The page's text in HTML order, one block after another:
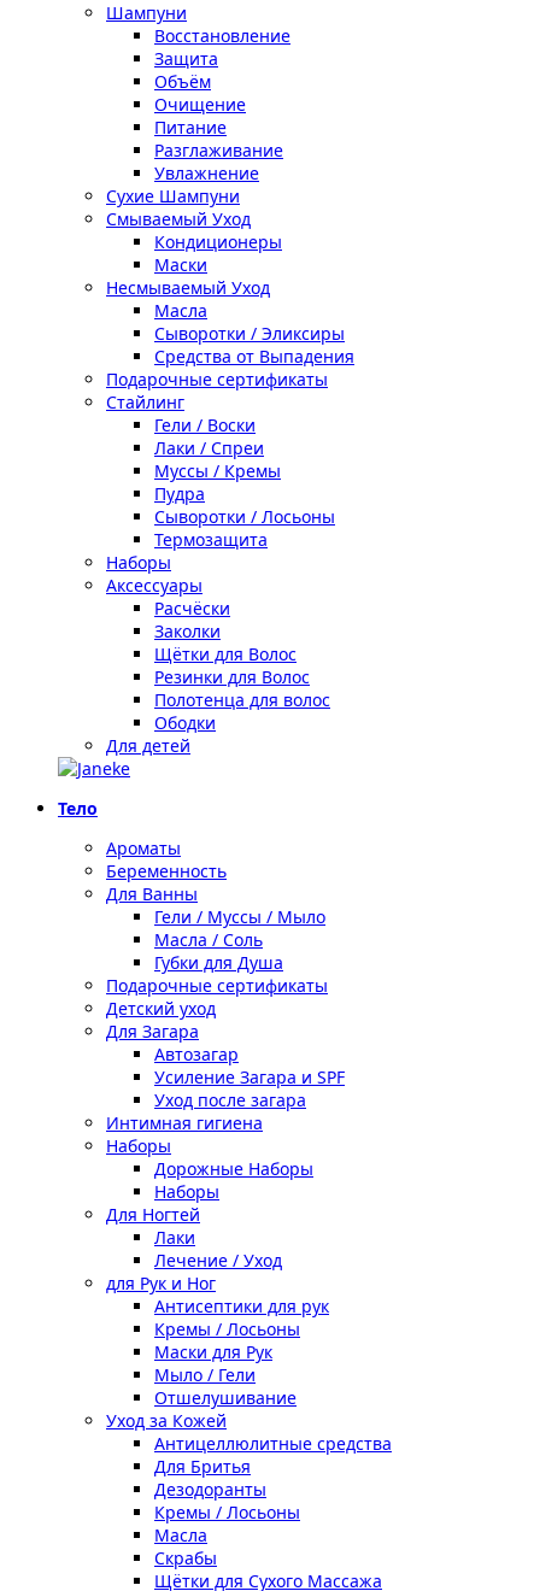
Шампуни
Восстановление
Защита
Объём
Очищение
Питание
Разглаживание
Увлажнение
Сухие Шампуни
Смываемый Уход
Кондиционеры
Маски
Несмываемый Уход
Масла
Сыворотки / Эликсиры
Средства от Выпадения
Подарочные сертификаты
Стайлинг
Гели / Воски
Лаки / Спреи
Муссы / Кремы
Пудра
Сыворотки / Лосьоны
Термозащита
Наборы
Аксессуары
Расчёски
Заколки
Щётки для Волос
Резинки для Волос
Полотенца для волос
Ободки
Для детей
Тело
Ароматы
Беременность
Для Ванны
Гели / Муссы / Мыло
Масла / Соль
Губки для Душа
Подарочные сертификаты
Детский уход
Для Загара
Автозагар
Усиление Загара и SPF
Уход после загара
Интимная гигиена
Наборы
Дорожные Наборы
Наборы
Для Ногтей
Лаки
Лечение / Уход
для Рук и Ног
Антисептики для рук
Кремы / Лосьоны
Маски для Рук
Мыло / Гели
Отшелушивание
Уход за Кожей
Антицеллюлитные средства
Для Бритья
Дезодоранты
Кремы / Лосьоны
Масла
Скрабы
Щётки для Сухого Массажа